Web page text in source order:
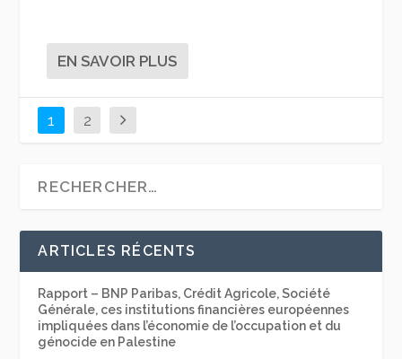
EN SAVOIR PLUS
1 2
ARTICLES RÉCENTS
Rapport – BNP Paribas, Crédit Agricole, Société
Générale, ces institutions financières européennes
impliquées dans l’économie de l’occupation et du
génocide en Palestine